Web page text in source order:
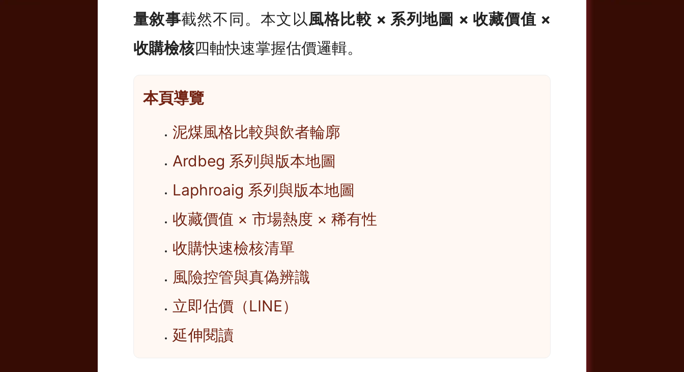
量敘事截然不同。本文以風格比較 × 系列地圖 × 收藏價值 ×
收購檢核四軸快速掌握估價邏輯。
本頁導覽
泥煤風格比較與飲者輪廓
Ardbeg 系列與版本地圖
Laphroaig 系列與版本地圖
收藏價值 × 市場熱度 × 稀有性
收購快速檢核清單
風險控管與真偽辨識
立即估價（LINE）
延伸閱讀